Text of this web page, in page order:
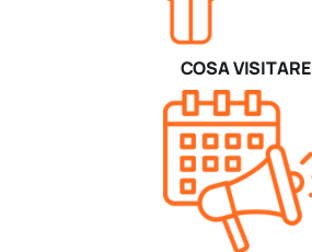
COSA VISITARE